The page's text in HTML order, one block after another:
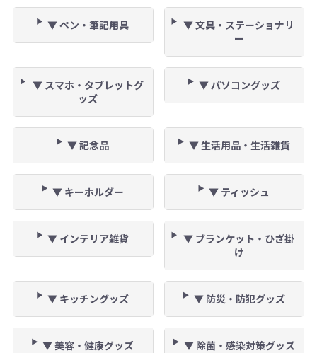
▼ ペン・筆記用具
▼ 文具・ステーショナリ
ー
▼ スマホ・タブレットグ
ッズ
▼ パソコングッズ
▼ 記念品 ▼ 生活用品・生活雑貨
▼ キーホルダー ▼ ティッシュ
▼ インテリア雑貨
▼ ブランケット・ひざ掛
け
▼ キッチングッズ ▼ 防災・防犯グッズ
▼ 美容・健康グッズ ▼ 除菌・感染対策グッズ